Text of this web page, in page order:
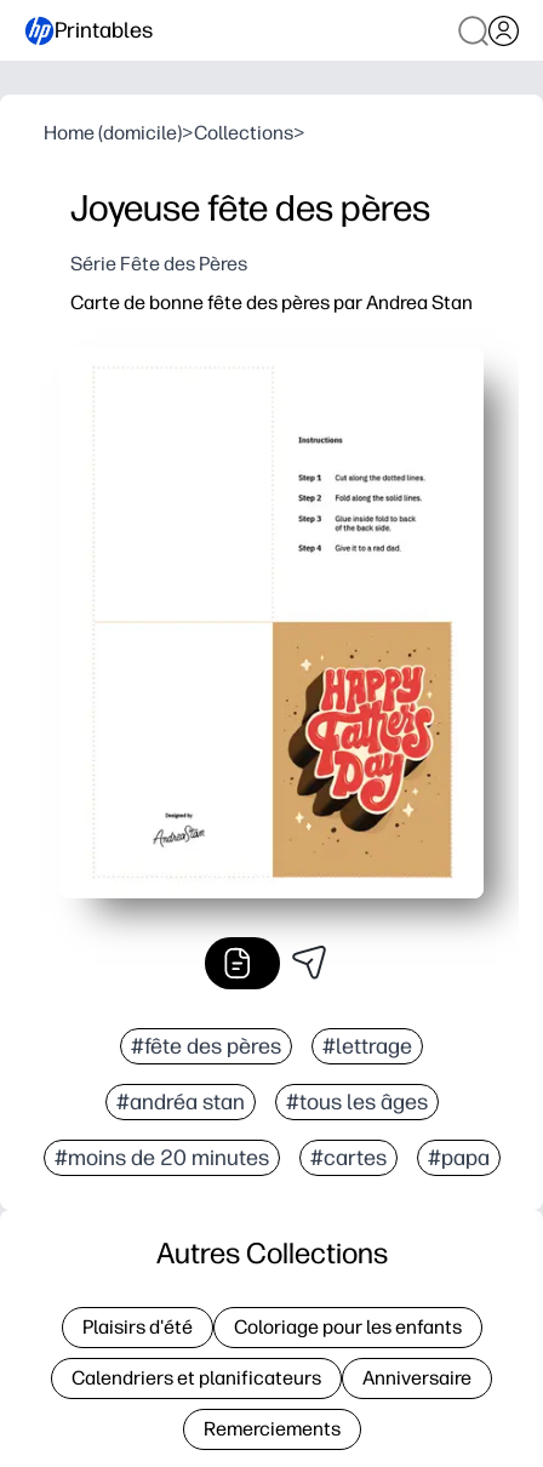
Printables
Home (domicile)>Collections>
Joyeuse fête des pères
Série Fête des Pères
Carte de bonne fête des pères par Andrea Stan
#fête des pères #lettrage
#andréa stan #tous les âges
#moins de 20 minutes #cartes #papa
Autres Collections
Plaisirs d'été Coloriage pour les enfants
Calendriers et planificateurs Anniversaire
Remerciements